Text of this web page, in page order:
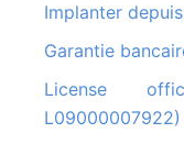
Implanter
Garantie
License officielle de garage (RN: